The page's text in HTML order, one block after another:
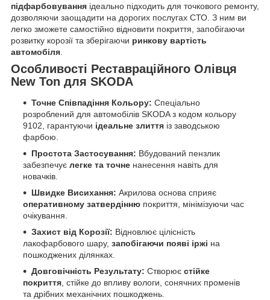
підфарбовування ідеально підходить для точкового ремонту,
дозволяючи заощадити на дорогих послугах СТО. З ним ви
легко зможете самостійно відновити покриття, запобігаючи
розвитку корозії та зберігаючи ринкову вартість
автомобіля
Особливості Реставраційного Олівця
New Ton для SKODA
Точне Співпадіння Кольору: Спеціально
розроблений для автомобілів SKODA з кодом кольору
9102, гарантуючи ідеальне злиття із заводською
фарбою.
Простота Застосування: Вбудований пензлик
забезпечує легке та точне нанесення навіть для
новачків.
Швидке Висихання: Акрилова основа сприяє
оперативному затвердінню покриття, мінімізуючи час
очікування.
Захист від Корозії: Відновлює цілісність
лакофарбового шару, запобігаючи появі іржі на
пошкоджених ділянках.
Довговічність Результату: Створює стійке
покриття, стійке до впливу вологи, сонячних променів
та дрібних механічних пошкоджень.